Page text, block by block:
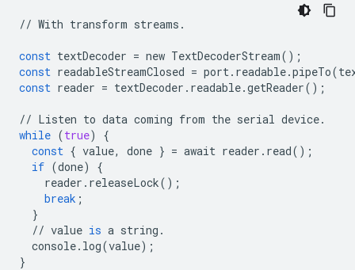
// With transform streams .
const textDecoder = new TextDecoderStream();
const readableStreamClosed = port. readable.pipeTo(
const reader = textDecoder . readable.getReader();
// Listen to data coming from the serial device.
while (true)
{
const { value, done } = await reader . read();
if (done)
{
reader . releaseLock();
break ;
}
// value is a string .
console. log(value);
}